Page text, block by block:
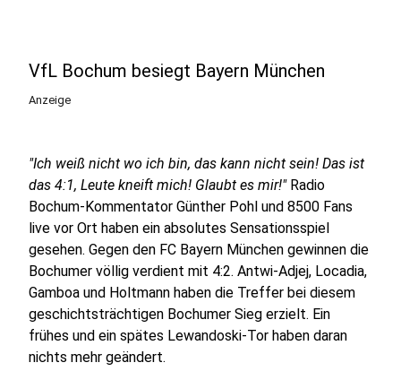
VfL Bochum besiegt Bayern München
Anzeige
"Ich weiß nicht wo ich bin, das kann nicht sein! Das ist
das 4:1, Leute kneift mich! Glaubt es mir!"Radio
Bochum-Kommentator Günther Pohl und 8500 Fans
live vor Ort haben ein absolutes Sensationsspiel
gesehen. Gegen den FC Bayern München gewinnen die
Bochumer völlig verdient mit 4:2. Antwi-Adjej, Locadia,
Gamboa und Holtmann haben die Treffer bei diesem
geschichtsträchtigen Bochumer Sieg erzielt. Ein
frühes und ein spätes Lewandoski-Tor haben daran
nichts mehr geändert.